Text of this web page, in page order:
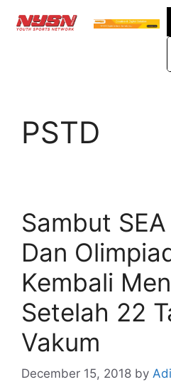
PSTD
Sambut
Dan
Kembali
Setelah 22
Vakum
December 15, 2018 by